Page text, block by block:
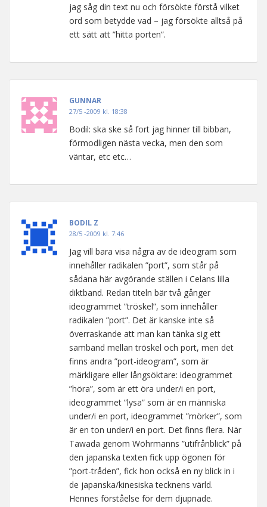
jag såg din text nu och försökte förstå vilket
ord som betydde vad – jag försökte alltså på
ett sätt att ”hitta porten”.
GUNNAR
27/5 -2009 kl. 18:38
Bodil: ska ske så fort jag hinner till bibban,
förmodligen nästa vecka, men den som
väntar, etc etc…
BODIL Z
28/5 -2009 kl. 7:46
Jag vill bara visa några av de ideogram som
innehåller radikalen ”port”, som står på
sådana här avgörande ställen i Celans lilla
diktband. Redan titeln bär två gånger
ideogrammet ”tröskel”, som innehåller
radikalen ”port”. Det är kanske inte så
överraskande att man kan tänka sig ett
samband mellan tröskel och port, men det
finns andra ”port-ideogram”, som är
märkligare eller långsöktare: ideogrammet
”höra”, som är ett öra under/i en port,
ideogrammet ”lysa” som är en människa
under/i en port, ideogrammet ”mörker”, som
är en ton under/i en port. Det finns flera. När
Tawada genom Wöhrmanns ”utifrånblick” på
den japanska texten fick upp ögonen för
”port-tråden”, fick hon också en ny blick in i
de japanska/kinesiska tecknens värld.
Hennes förståelse för dem djupnade.